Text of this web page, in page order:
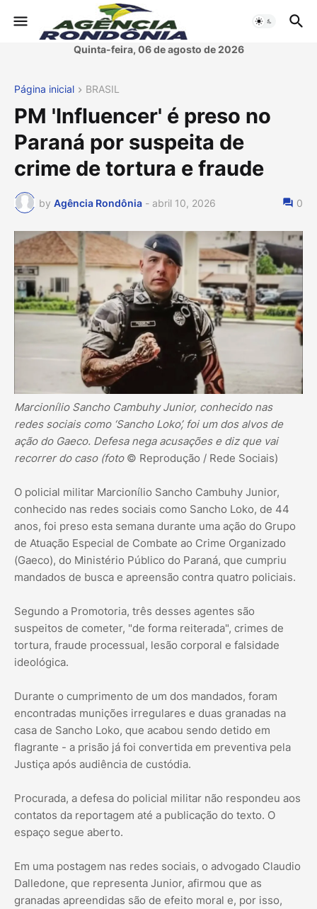
Quinta-feira, 06 de agosto de 2026
Página inicial BRASIL
PM 'Influencer' é preso no
Paraná por suspeita de
crime de tortura e fraude
by Agência Rondônia - abril 10, 2026 0
Marcionílio Sancho Cambuhy Junior, conhecido nas
redes sociais como ‘Sancho Loko’, foi um dos alvos de
ação do Gaeco. Defesa nega acusações e diz que vai
recorrer do caso (foto © Reprodução / Rede Sociais)
O policial militar Marcionílio Sancho Cambuhy Junior,
conhecido nas redes sociais como Sancho Loko, de 44
anos, foi preso esta semana durante uma ação do Grupo
de Atuação Especial de Combate ao Crime Organizado
(Gaeco), do Ministério Público do Paraná, que cumpriu
mandados de busca e apreensão contra quatro policiais.
Segundo a Promotoria, três desses agentes são
suspeitos de cometer, "de forma reiterada", crimes de
tortura, fraude processual, lesão corporal e falsidade
ideológica.
Durante o cumprimento de um dos mandados, foram
encontradas munições irregulares e duas granadas na
casa de Sancho Loko, que acabou sendo detido em
flagrante - a prisão já foi convertida em preventiva pela
Justiça após audiência de custódia.
Procurada, a defesa do policial militar não respondeu aos
contatos da reportagem até a publicação do texto. O
espaço segue aberto.
Em uma postagem nas redes sociais, o advogado Claudio
Dalledone, que representa Junior, afirmou que as
granadas apreendidas são de efeito moral e, por isso,